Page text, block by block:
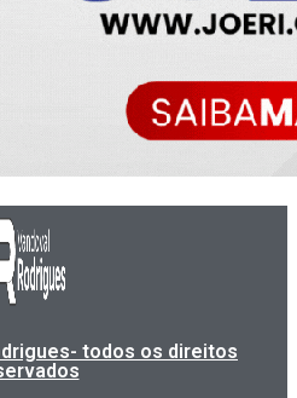
todos os direitos